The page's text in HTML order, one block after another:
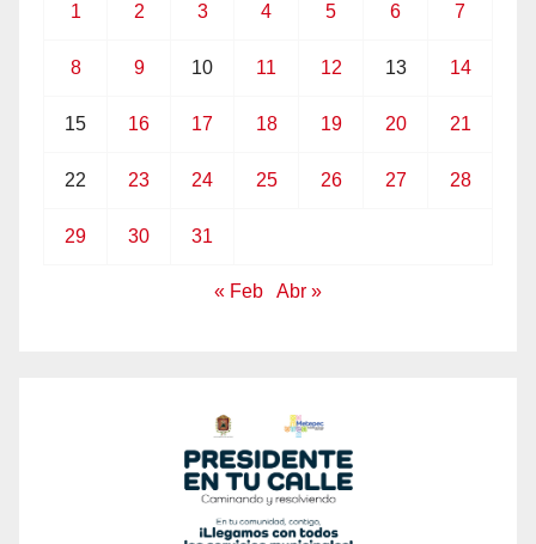
1 2 3 4 5 6 7
8 9 10 11 12 13 14
15 16 17 18 19 20 21
22 23 24 25 26 27 28
29 30 31
« Feb Abr »